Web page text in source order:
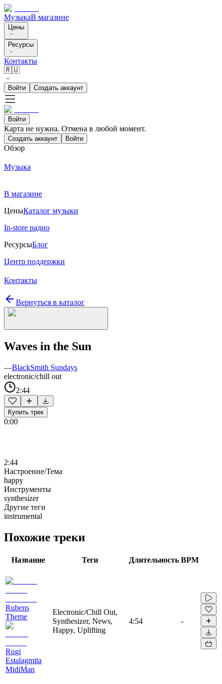
МузыкаВ магазине
Цены
Ресурсы
Контакты
🇷🇺
Войти Создать аккаунт
Войти
Карта не нужна. Отмена в любой момент.
Создать аккаунт Войти
Обзор
Музыка
В магазине
ЦеныКаталог музыки
In-store радио
РесурсыБлог
Центр поддержки
Контакты
Вернуться в каталог
Waves in the Sun
—BlackSmith Sundays
electronic/chill out
2:44
Купить трек
0:00
2:44
Настроение/Тема
happy
Инструменты
synthesizer
Другие теги
instrumental
Похожие треки
Название Теги Длительность BPM
Rubens
Theme
Rugi
Estalagmita
MidiMan
Electronic/Chill Out,
Synthesizer, News,
Happy, Uplifting
4:54 -